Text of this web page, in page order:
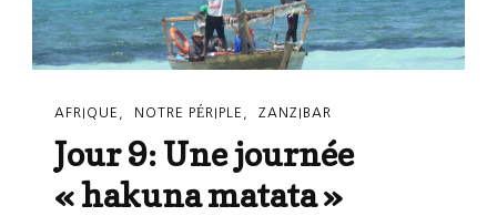
Paradis
AFRIQUE NOTRE PÉRIPLE ZANZIBAR
Jour 9: Une journée
« hakuna matata »